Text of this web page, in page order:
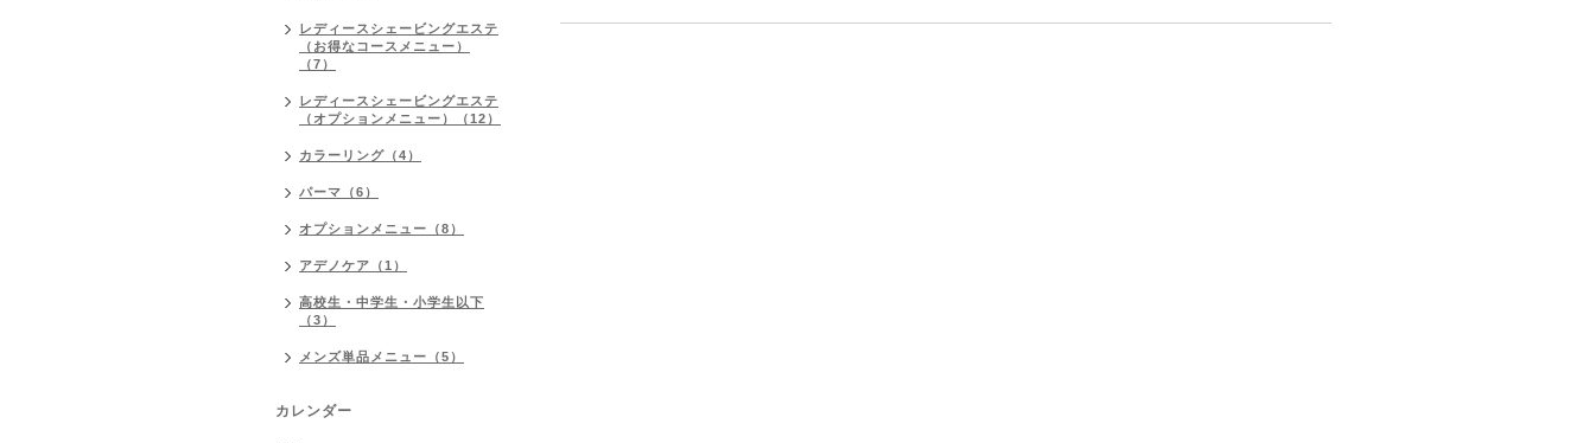
レディースシェービングエステ
（お得なコースメニュー）
（7）
レディースシェービングエステ
（オプションメニュー）（12）
カラーリング（4）
パーマ（6）
オプションメニュー（8）
アデノケア（1）
高校生・中学生・小学生以下
（3）
メンズ単品メニュー（5）
カレンダー